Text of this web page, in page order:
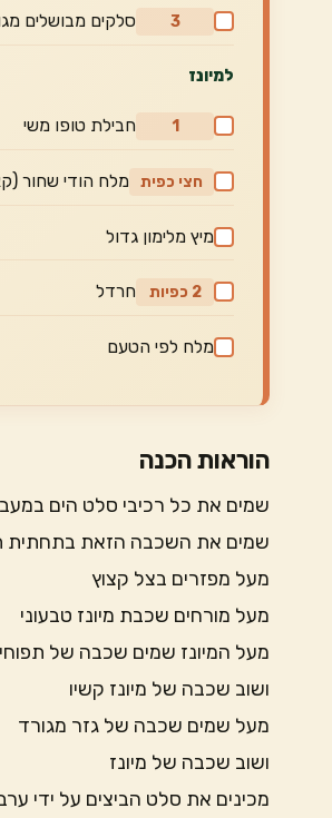
3 סלקים מבושלים
למיונז
1 חבילת טופו משי
חצי כפית מלח הודי שחור
מיץ מלימון גדול
2 כפיות חרדל
מלח לפי הטעם
הוראות הכנה
שמים את כל רכיבי סלט הים
שמים את השכבה הזאת בתחתית
מעל מפזרים בצל קצוץ
מעל מורחים שכבת מיונז טבעוני
מעל המיונז שמים שכבה של
ושוב שכבה של מיונז קשיו
מעל שמים שכבה של גזר מגורד
ושוב שכבה של מיונז
מכינים את סלט הביצים על ידי